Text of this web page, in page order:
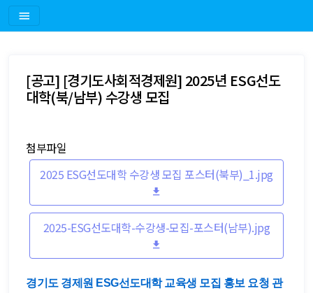
[공고] [경기도사회적경제원] 2025년 ESG선도
대학(북/남부) 수강생 모집
첨부파일
2025 ESG선도대학 수강생 모집 포스터(북부)_1.jpg
2025-ESG선도대학-수강생-모집-포스터(남부).jpg
경기도 경제원 ESG선도대학 교육생 모집 홍보 요청 관